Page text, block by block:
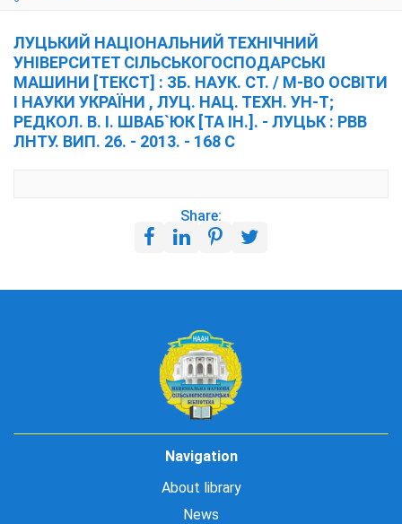
ЛУЦЬКИЙ НАЦІОНАЛЬНИЙ ТЕХНІЧНИЙ
УНІВЕРСИТЕТ СІЛЬСЬКОГОСПОДАРСЬКІ
МАШИНИ [ТЕКСТ] : ЗБ. НАУК. СТ. / М-ВО ОСВІТИ
І НАУКИ УКРАЇНИ , ЛУЦ. НАЦ. ТЕХН. УН-Т;
РЕДКОЛ. В. І. ШВАБ`ЮК [ТА ІН.]. - ЛУЦЬК : РВВ
ЛНТУ. ВИП. 26. - 2013. - 168 С
Share:
Navigation
About library
News